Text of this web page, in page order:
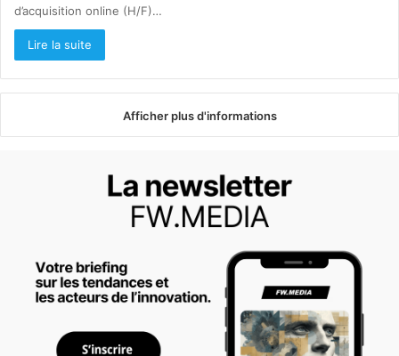
d’acquisition online (H/F)…
Lire la suite
Afficher plus d'informations